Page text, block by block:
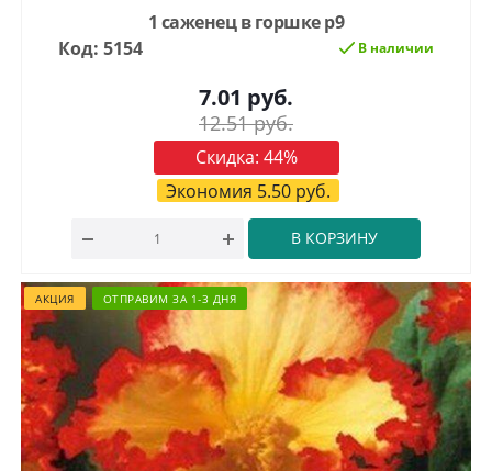
1 саженец в горшке р9
Код: 5154
В наличии
7.01 руб.
12.51руб.
Скидка: 44%
Экономия 5.50руб.
В КОРЗИНУ
АКЦИЯ ОТПРАВИМ ЗА 1-3 ДНЯ